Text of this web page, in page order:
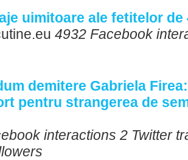
uimitoare ale fetitelor de
4932 Facebook
demitere Gabriela
pentru strangerea de
interactions 2 Twitter